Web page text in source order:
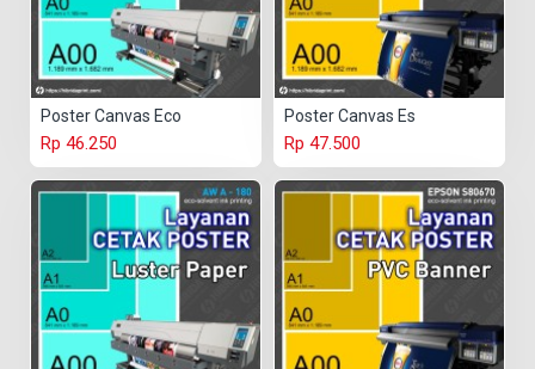
Poster Canvas Eco
Rp 46.250
Poster Canvas Es
Rp 47.500